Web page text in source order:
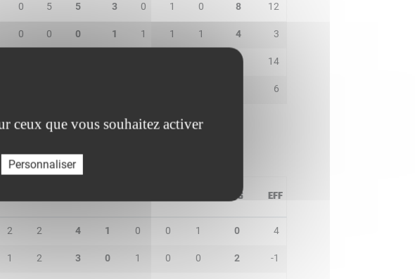
0 5 5 3 0 1 0 8 12
0 0 0 1 1 1 1 4 3
14
6
PTS EFF
2 2 4 1 0 0 1 0 4
1 2 3 0 1 0 0 2 -1
ceux que vous souhaitez activer
Personnaliser